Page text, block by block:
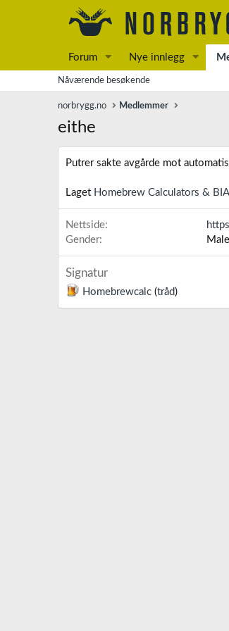
Forum Nye innlegg
Nåværende besøkende
norbrygg.no Medlemmer
eithe
Putrer sakte avgårde mot
Laget Homebrew Calculators &
Nettside
Gender
Male
Signatur
Homebrewcalc (tråd)